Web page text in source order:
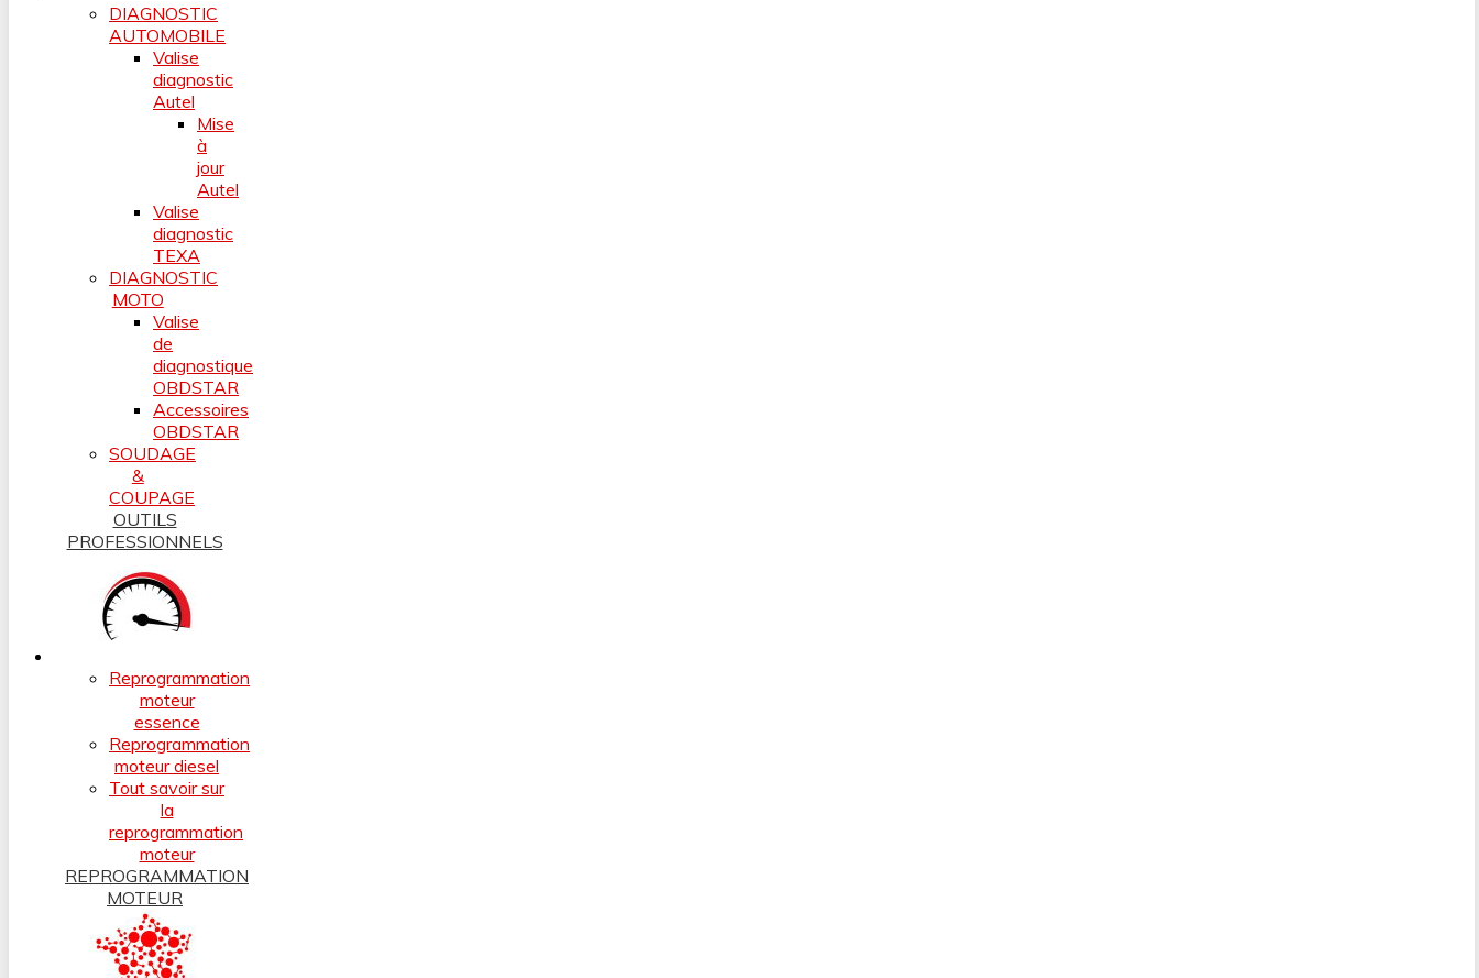
DIAGNOSTIC
AUTOMOBILE
Valise
diagnostic
Autel
Mise
à
jour
Autel
Valise
diagnostic
TEXA
DIAGNOSTIC
MOTO
Valise
de
diagnostique
OBDSTAR
Accessoires
OBDSTAR
SOUDAGE
&
COUPAGE
OUTILS
PROFESSIONNELS
Reprogrammation
moteur
essence
Reprogrammation
moteur diesel
Tout savoir sur
la
reprogrammation
moteur
REPROGRAMMATION
MOTEUR